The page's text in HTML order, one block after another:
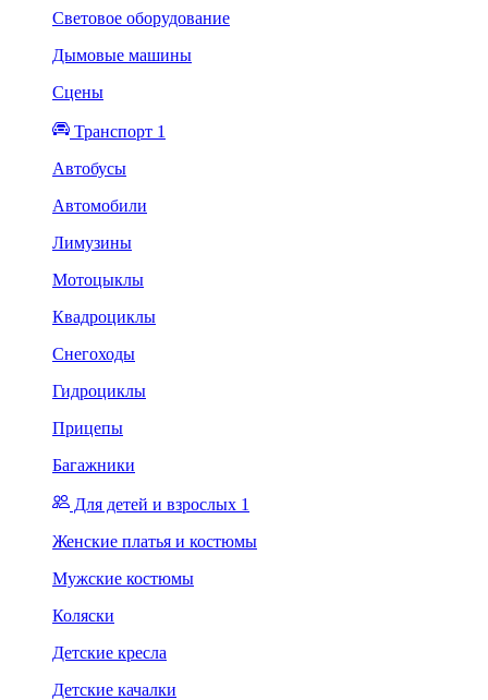
Световое оборудование
Дымовые машины
Сцены
Транспорт 1
Автобусы
Автомобили
Лимузины
Мотоцыклы
Квадроциклы
Снегоходы
Гидроциклы
Прицепы
Багажники
Для детей и взрослых 1
Женские платья и костюмы
Мужские костюмы
Коляски
Детские кресла
Детские качалки